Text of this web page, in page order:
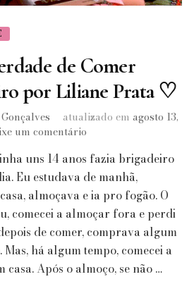
de Comer
por Liliane Prata ♡
atualizado em agosto 13,
um comentário
Liberdade
de
Comer
Brigadeiro
por
Liliane
Prata
♡
uns 14 anos fazia brigadeiro
Eu estudava de manhã,
almoçava e ia pro fogão. O
comecei a almoçar fora e perdi
de comer, comprava algum
Mas, há algum tempo, comecei a
Após o almoço, se não …